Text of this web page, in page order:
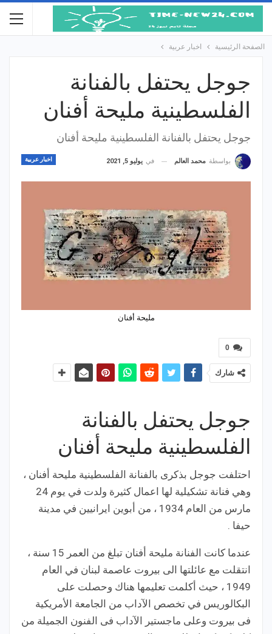
الصفحة الرئيسية اخبار عربية
جوجل يحتفل بالفنانة
الفلسطينية مليحة أفنان
جوجل يحتفل بالفنانة الفلسطينية مليحة أفنان
اخبار عربية بواسطة محمد العالم في يوليو 5, 2021
مليحة أفنان
0
شارك
جوجل يحتفل بالفنانة
الفلسطينية مليحة أفنان
احتلفت جوجل بذكرى بالفنانة الفلسطينية مليحة أفنان ،
وهي فنانة تشكيلية لها اعمال كثيرة ولدت في يوم 24
مارس من العام 1934 ، من أبوين ايرانيين في مدينة
حيفا .
عندما كانت الفنانة مليحة أفنان تبلغ من العمر 15 سنة ،
انتقلت مع عائلتها الى بيروت عاصمة لبنان في العام
1949 ، حيث أكلمت تعليمها هناك وحصلت على
البكالوريس في تخصص الآداب من الجامعة الأمريكية
فى بيروت وعلى ماجستير الآداب فى الفنون الجميلة من